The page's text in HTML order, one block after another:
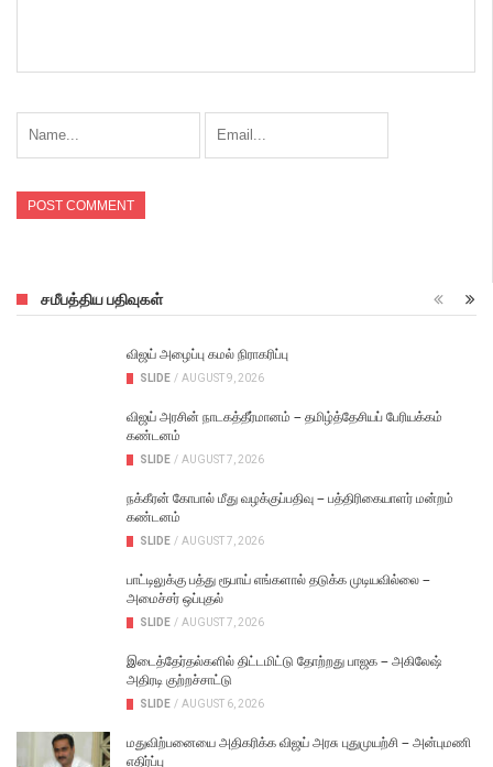
சமீபத்திய பதிவுகள்
விஜய் அழைப்பு கமல் நிராகரிப்பு
SLIDE / AUGUST 9, 2026
விஜய் அரசின் நாடகத்தீர்மானம் – தமிழ்த்தேசியப் பேரியக்கம்
கண்டனம்
SLIDE / AUGUST 7, 2026
நக்கீரன் கோபால் மீது வழக்குப்பதிவு – பத்திரிகையாளர் மன்றம்
கண்டனம்
SLIDE / AUGUST 7, 2026
பாட்டிலுக்கு பத்து ரூபாய் எங்களால் தடுக்க முடியவில்லை –
அமைச்சர் ஒப்புதல்
SLIDE / AUGUST 7, 2026
இடைத்தேர்தல்களில் திட்டமிட்டு தோற்றது பாஜக – அகிலேஷ்
அதிரடி குற்றச்சாட்டு
SLIDE / AUGUST 6, 2026
மதுவிற்பனையை அதிகரிக்க விஜய் அரசு புதுமுயற்சி – அன்புமணி
எதிர்ப்பு